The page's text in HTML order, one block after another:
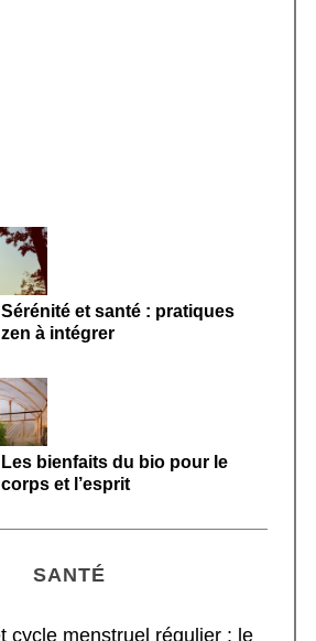
Sérénité et santé : pratiques
zen à intégrer
Les bienfaits du bio pour le
corps et l’esprit
SANTÉ